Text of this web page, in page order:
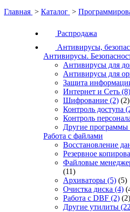
Главная > Каталог >
Распродажа
Антивирусы,
Антивирусы.
Антивирусы для
Антивирусы для
Защита
Интернет и Сеть (8)
Шифрование (2) (2)
Контроль доступа
Контроль
Другие программы
Работа с файлами
Восстановление
Резервное
Файловые
(11)
Архиваторы (5) (5)
Очистка диска (4)
Работа с DBF (2) (2)
Другие утилиты